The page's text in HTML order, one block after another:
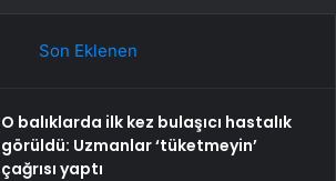
Son Eklenen
O balıklarda ilk kez bulaşıcı hastalık
görüldü: Uzmanlar ‘tüketmeyin’
çağrısı yaptı